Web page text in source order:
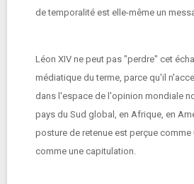
de temporalité est elle-même un
Léon XIV ne peut pas "perdre" cet
médiatique du terme, parce qu'il
dans l'espace de l'opinion mondiale
pays du Sud global, en Afrique, en
posture de retenue est perçue
comme une capitulation.